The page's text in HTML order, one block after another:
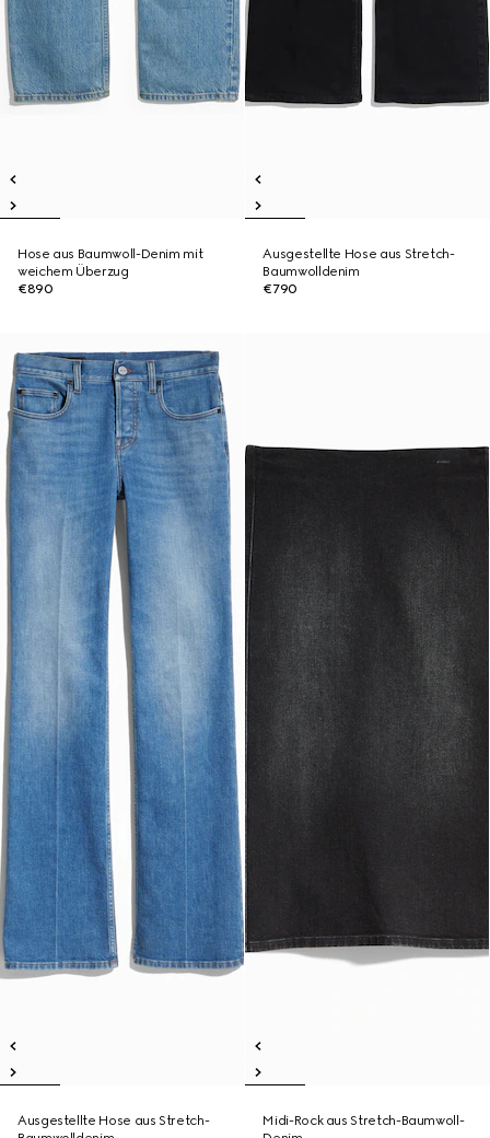
Hose aus Baumwoll-Denim mit
weichem Überzug
€890
Ausgestellte Hose aus Stretch-
Baumwolldenim
€790
Ausgestellte Hose aus Stretch-
Midi-Rock aus Stretch-Baumwoll-